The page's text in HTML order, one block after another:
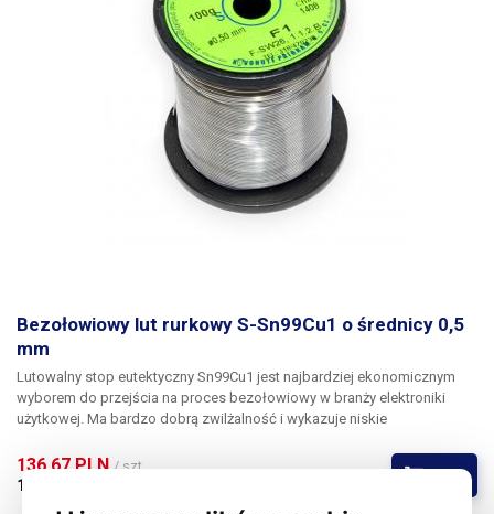
Bezołowiowy lut rurkowy S-Sn99Cu1 o średnicy 0,5
mm
Lutowalny stop eutektyczny Sn99Cu1 jest najbardziej ekonomicznym
wyborem do przejścia na proces bezołowiowy w branży elektroniki
użytkowej. Ma bardzo dobrą zwilżalność i wykazuje niskie
grotów lutowniczych. Uzyskane połączenie jest porównywalne we
wszystkich aspektach fizycznych z połączeniem wykonanym ze stopu
136,67 PLN / szt.
111,11 PLN Kup